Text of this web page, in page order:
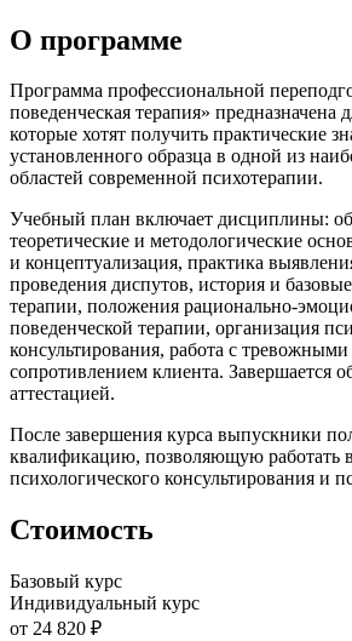
О программе
Программа профессиональной
поведенческая терапия» предназначена
которые хотят получить практические
установленного образца в одной из
областей современной психотерапии.
Учебный план включает дисциплины:
теоретические и методологические
и концептуализация, практика
проведения диспутов, история и
терапии, положения рационально-
поведенческой терапии, организация
консультирования, работа с
сопротивлением клиента. Завершается
аттестацией.
После завершения курса выпускники
квалификацию, позволяющую работать
психологического консультирования и
Стоимость
Базовый курс
Индивидуальный курс
от 24 820 ₽